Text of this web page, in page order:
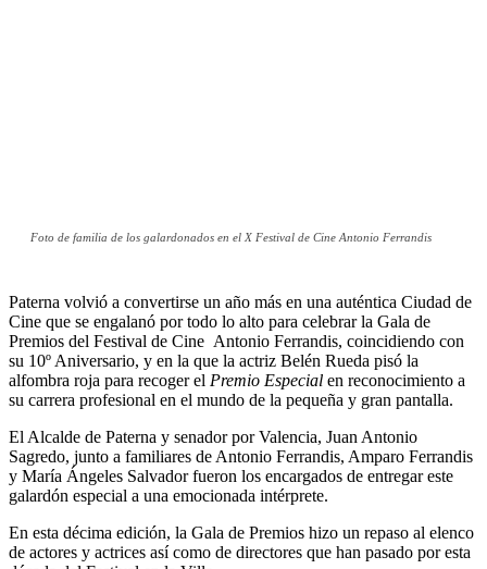
Foto de familia de los galardonados en el X Festival de Cine Antonio Ferrandis
Paterna volvió a convertirse un año más en una auténtica Ciudad de
Cine que se engalanó por todo lo alto para celebrar la Gala de
Premios del Festival de Cine Antonio Ferrandis, coincidiendo con
su 10º Aniversario, y en la que la actriz Belén Rueda pisó la
alfombra roja para recoger el Premio Especial en reconocimiento a
su carrera profesional en el mundo de la pequeña y gran pantalla.
El Alcalde de Paterna y senador por Valencia, Juan Antonio
Sagredo, junto a familiares de Antonio Ferrandis, Amparo Ferrandis
y María Ángeles Salvador fueron los encargados de entregar este
galardón especial a una emocionada intérprete.
En esta décima edición, la Gala de Premios hizo un repaso al elenco
de actores y actrices así como de directores que han pasado por esta